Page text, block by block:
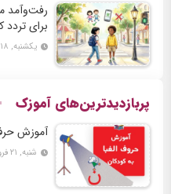
رفت‌وآمد
برای تردد کودکان ۹
یکشنبه, ۱۸ مرداد
پربازدیدترین‌های آموزک
آموزش
شنبه, ۲۱ فروردین